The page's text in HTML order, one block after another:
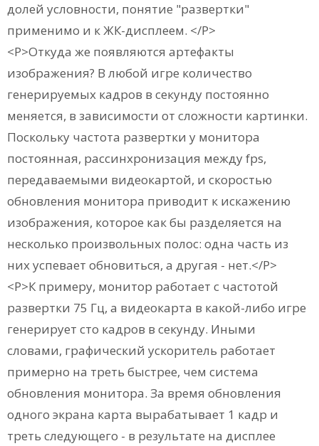
долей условности, понятие "развертки"
применимо и к ЖК-дисплеем. </P>
<P>Откуда же появляются артефакты
изображения? В любой игре количество
генерируемых кадров в секунду постоянно
меняется, в зависимости от сложности картинки.
Поскольку частота развертки у монитора
постоянная, рассинхронизация между fps,
передаваемыми видеокартой, и скоростью
обновления монитора приводит к искажению
изображения, которое как бы разделяется на
несколько произвольных полос: одна часть из
них успевает обновиться, а другая - нет.</P>
<P>К примеру, монитор работает с частотой
развертки 75 Гц, а видеокарта в какой-либо игре
генерирует сто кадров в секунду. Иными
словами, графический ускоритель работает
примерно на треть быстрее, чем система
обновления монитора. За время обновления
одного экрана карта вырабатывает 1 кадр и
треть следующего - в результате на дисплее